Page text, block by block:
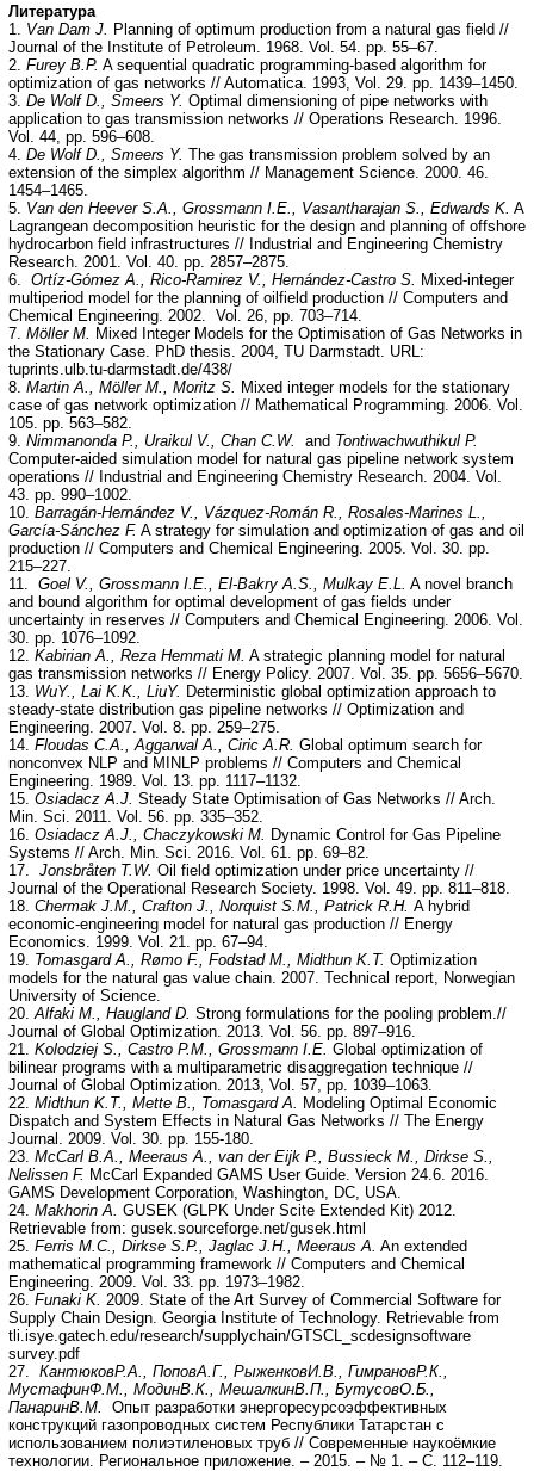
Литература
1. Van Dam J.
Planning of optimum production from a natural gas field //
Journal of the Institute of Petroleum. 1968. Vol. 54. pp. 55–67.
2. Furey B.P. A sequential quadratic programming-based algorithm for
optimization of gas networks // Automatica. 1993, Vol. 29. pp. 1439–1450.
3. De Wolf D., Smeers Y. Optimal dimensioning of pipe networks with
application to gas transmission networks // Operations Research. 1996.
Vol. 44, pp. 596–608.
4. De Wolf D., Smeers Y. The gas transmission problem solved by an
extension of the simplex algorithm // Management Science. 2000. 46.
1454–1465.
5. Van den Heever S.A., Grossmann I.E., Vasantharajan S., Edwards K. A
Lagrangean decomposition heuristic for the design and planning of offshore
hydrocarbon field infrastructures // Industrial and Engineering Chemistry
Research. 2001. Vol. 40. pp. 2857–2875.
6. Ortíz-Gómez A., Rico-Ramirez V., Hernández-Castro S.
Mixed-integer
multiperiod model for the planning of oilfield production // Computers and
Chemical Engineering. 2002. Vol. 26, pp. 703–714.
7. Möller M.
Mixed Integer Models for the Optimisation of Gas Networks in
the Stationary Case. PhD thesis. 2004, TU Darmstadt. URL:
tuprints.ulb.tu-darmstadt.de/438/
8. Martin A., Möller M., Moritz S.
Mixed integer models for the stationary
case of gas network optimization // Mathematical Programming. 2006. Vol.
105. pp. 563–582.
9. Nimmanonda P., Uraikul V., Chan C.W. and Tontiwachwuthikul P.
Computer-aided simulation model for natural gas pipeline network system
operations // Industrial and Engineering Chemistry Research. 2004. Vol.
43. pp. 990–1002.
10. Barragán-Hernández V., Vázquez-Román R., Rosales-Marines L.,
García-Sánchez F. A strategy for simulation and optimization of gas and oil
production // Computers and Chemical Engineering. 2005. Vol. 30. pp.
215–227.
11. Goel V., Grossmann I.E., El-Bakry A.S., Mulkay E.L.
A novel branch
and bound algorithm for optimal development of gas fields under
uncertainty in reserves // Computers and Chemical Engineering. 2006. Vol.
30. pp. 1076–1092.
12. Kabirian A., Reza Hemmati M. A strategic planning model for natural
gas transmission networks // Energy Policy. 2007. Vol. 35. pp. 5656–5670.
13. WuY., Lai K.K., LiuY. Deterministic global optimization approach to
steady-state distribution gas pipeline networks // Optimization and
Engineering. 2007. Vol. 8. pp. 259–275.
14. Floudas C.A., Aggarwal A., Ciric A.R. Global optimum search for
nonconvex NLP and MINLP problems // Computers and Chemical
Engineering. 1989. Vol. 13. pp. 1117–1132.
15. Osiadacz A.J. Steady State Optimisation of Gas Networks // Arch.
Min. Sci. 2011. Vol. 56. pp. 335–352.
16. Osiadacz A.J., Chaczykowski M.
Dynamic Control for Gas Pipeline
Systems // Arch. Min. Sci. 2016. Vol. 61. pp. 69–82.
17. Jonsbråten T.W. Oil field optimization under price uncertainty //
Journal of the Operational Research Society. 1998. Vol. 49. pp. 811–818.
18. Chermak J.M., Crafton J., Norquist S.M., Patrick R.H. A hybrid
economic-engineering model for natural gas production // Energy
Economics. 1999. Vol. 21. pp. 67–94.
19. Tomasgard A., Rømo F., Fodstad M., Midthun K.T. Optimization
models for the natural gas value chain. 2007. Technical report, Norwegian
University of Science.
20. Alfaki M., Haugland D. Strong formulations for the pooling problem.//
Journal of Global Optimization. 2013. Vol. 56. pp. 897–916.
21. Kolodziej S., Castro P.M., Grossmann I.E. Global optimization of
bilinear programs with a multiparametric disaggregation technique //
Journal of Global Optimization. 2013, Vol. 57, pp. 1039–1063.
22. Midthun K.T., Mette B., Tomasgard A.
Modeling Optimal Economic
Dispatch and System Effects in Natural Gas Networks // The Energy
Journal. 2009. Vol. 30. pp. 155-180.
23. McCarl B.A., Meeraus A., van der Eijk P., Bussieck M., Dirkse S.,
Nelissen F. McCarl Expanded GAMS User Guide. Version 24.6. 2016.
GAMS Development Corporation, Washington, DC, USA.
24. Makhorin A. GUSEK (GLPK Under Scite Extended Kit) 2012.
Retrievable from: gusek.sourceforge.net/gusek.html
25. Ferris M.C., Dirkse S.P., Jaglac J.H., Meeraus A. An extended
mathematical programming framework // Computers and Chemical
Engineering. 2009. Vol. 33. pp. 1973–1982.
26. Funaki K. 2009. State of the Art Survey of Commercial Software for
Supply Chain Design. Georgia Institute of Technology. Retrievable from
tli.isye.gatech.edu/research/supplychain/GTSCL_scdesignsoftware
survey.pdf
27. КантюковР.А ПоповА Г., РыженковИ. В ГимрановР.К
МустафинФ М МодинВ К МешалкинВ П., БутусовО Б
ПанаринВ М
Опыт разработки энергоресурсоэффективных
конструкций газопроводных систем Республики Татарстан с
использованием полиэтиленовых труб // Современные наукоёмкие
технологии. Региональное приложение. – 2015. – № 1. – С. 112–119.